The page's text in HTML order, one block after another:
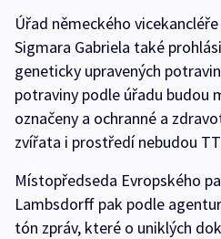
Úřad německého
Sigmara Gabriela také
geneticky upravených
potraviny podle úřadu budou
označeny a ochranné a
zvířata i prostředí nebudou
Místopředseda Evropského
Lambsdorff pak podle
tón zpráv, které o uniklých